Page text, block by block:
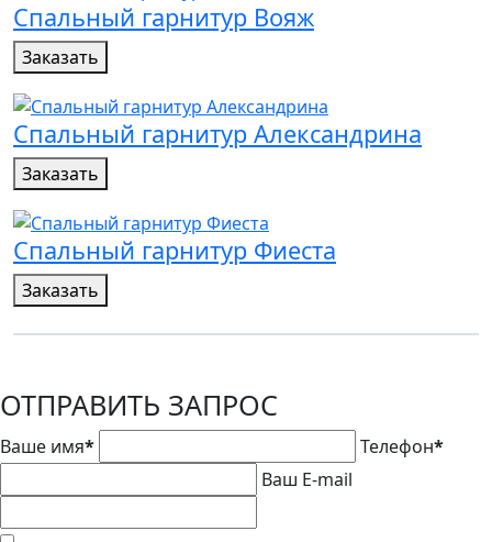
Спальный гарнитур Вояж
Заказать
Спальный гарнитур Александрина
Заказать
Спальный гарнитур Фиеста
Заказать
ОТПРАВИТЬ ЗАПРОС
Ваше имя* Телефон*
Ваш E-mail